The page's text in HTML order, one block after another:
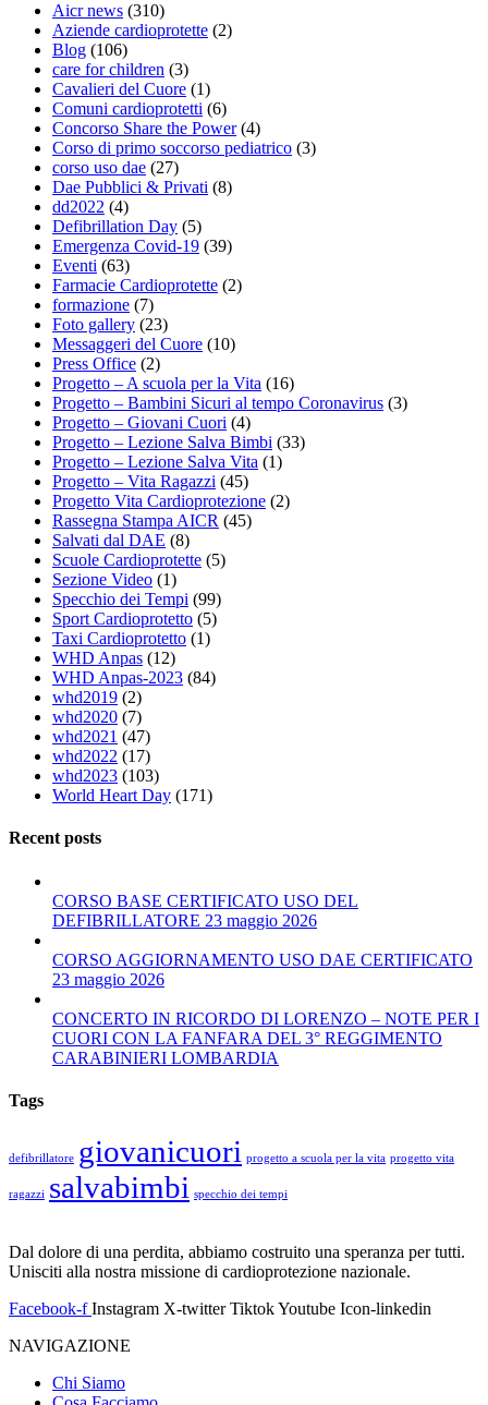
Aicr news (310)
Aziende cardioprotette (2)
Blog (106)
care for children (3)
Cavalieri del Cuore (1)
Comuni cardioprotetti (6)
Concorso Share the Power(4)
Corso di primo soccorso pediatrico (3)
corso uso dae (27)
Dae Pubblici & Privati (8)
dd2022 (4)
Defibrillation Day (5)
Emergenza Covid-19 (39)
Eventi (63)
Farmacie Cardioprotette (2)
formazione (7)
Foto gallery (23)
Messaggeri del Cuore (10)
Press Office (2)
Progetto – A scuola per la Vita (16)
Progetto – Bambini Sicuri al tempo Coronavirus (3)
Progetto – Giovani Cuori (4)
Progetto – Lezione Salva Bimbi (33)
Progetto – Lezione Salva Vita (1)
Progetto – Vita Ragazzi (45)
Progetto Vita Cardioprotezione (2)
Rassegna Stampa AICR (45)
Salvati dal DAE (8)
Scuole Cardioprotette (5)
Sezione Video (1)
Specchio dei Tempi (99)
Sport Cardioprotetto (5)
Taxi Cardioprotetto (1)
WHD Anpas (12)
WHD Anpas-2023 (84)
whd2019 (2)
whd2020 (7)
whd2021 (47)
whd2022 (17)
whd2023 (103)
World Heart Day (171)
Recent posts
CORSO BASE CERTIFICATO USO DEL
DEFIBRILLATORE 23 maggio 2026
CORSO AGGIORNAMENTO USO DAE CERTIFICATO
23 maggio 2026
CONCERTO IN RICORDO DI LORENZO – NOTE PER I
CUORI CON LA FANFARA DEL 3° REGGIMENTO
CARABINIERI LOMBARDIA
Tags
defibrillatore giovanicuori progetto a scuola per la vita progetto vita
ragazzi salvabimbi specchio dei tempi
Dal dolore di una perdita, abbiamo costruito una speranza per tutti.
Unisciti alla nostra missione di cardioprotezione nazionale.
Facebook-f Instagram X-twitter TiktokYoutube Icon-linkedin
NAVIGAZIONE
Chi Siamo